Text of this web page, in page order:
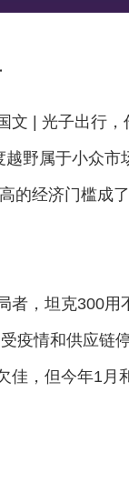
文 | 光子出行
野属于小众
的经济门槛成
者，坦克300用
疫情和供应链
佳，但今年1月